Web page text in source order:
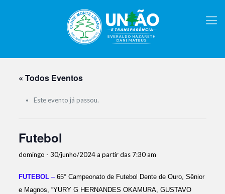
« Todos Eventos
Este evento já passou.
Futebol
domingo - 30/junho/2024 a partir das 7:30 am
FUTEBOL– 65° Campeonato de Futebol Dente de Ouro, Sênior
e Magnos, “YURY G HERNANDES OKAMURA, GUSTAVO